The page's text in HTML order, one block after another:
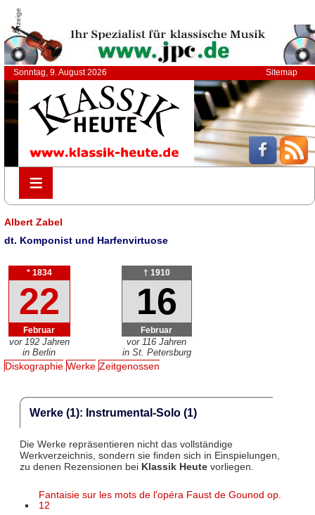
Anzeige
Sonntag, 9. August 2026 Sitemap
≡
≡
Albert Zabel
dt. Komponist und Harfenvirtuose
* 1834
22
Februar
vor 192 Jahren
in Berlin
† 1910
16
Februar
vor 116 Jahren
in St. Petersburg
Diskographie Werke Zeitgenossen
Werke (1): Instrumental-Solo (1)
Die Werke repräsentieren nicht das vollständige
Werkverzeichnis, sondern sie finden sich in Einspielungen,
zu denen Rezensionen bei Klassik Heutevorliegen.
Fantaisie sur les mots de l'opéra Faust de Gounod op.
12